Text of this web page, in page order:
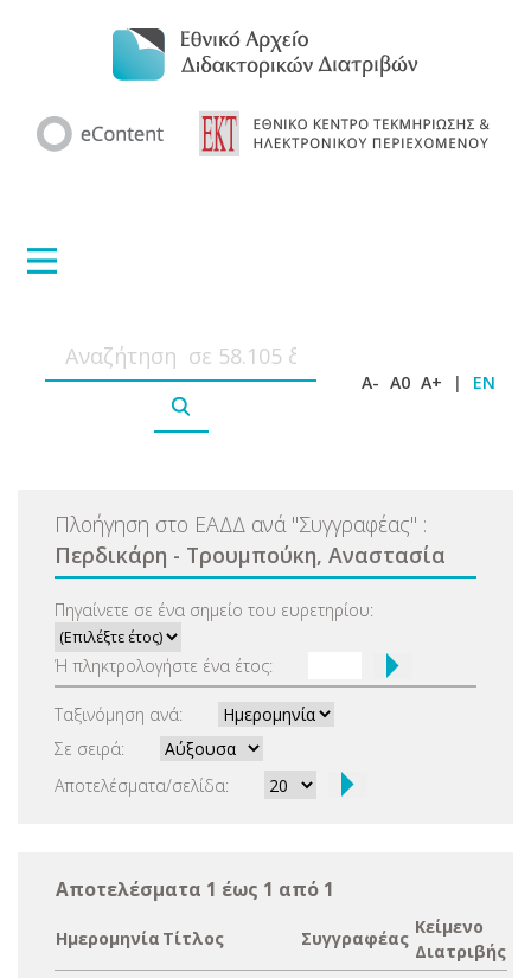
A- A0 A+ | EN
Πλοήγηση στο ΕΑΔΔ ανά "Συγγραφέας" :
Περδικάρη - Τρουμπούκη, Αναστασία
Πηγαίνετε σε ένα σημείο του ευρετηρίου:
Ή πληκτρολογήστε ένα έτος:
Ταξινόμηση ανά:
Σε σειρά:
Αποτελέσματα/σελίδα:
Αποτελέσματα 1 έως 1 από 1
Ημερομηνία Τίτλος Συγγραφέας
Κείμενο
Διατριβής